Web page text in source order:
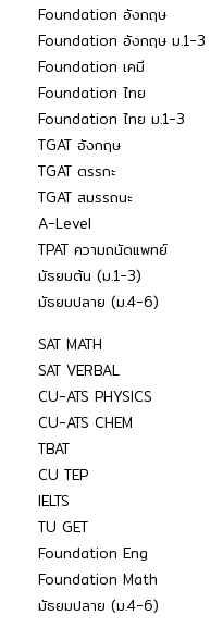
Foundation อังกฤษ
Foundation อังกฤษ ม.1-3
Foundation เคมี
Foundation ไทย
Foundation ไทย ม.1-3
TGAT อังกฤษ
TGAT ตรรกะ
TGAT สมรรถนะ
A-Level
TPAT ความถนัดแพทย์
มัธยมต้น (ม.1-3)
มัธยมปลาย (ม.4-6)
SAT MATH
SAT VERBAL
CU-ATS PHYSICS
CU-ATS CHEM
TBAT
CU TEP
IELTS
TU GET
Foundation Eng
Foundation Math
มัธยมปลาย (ม.4-6)